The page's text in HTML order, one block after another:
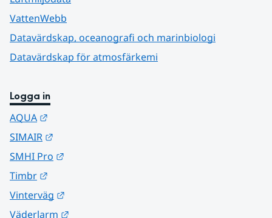
VattenWebb
Datavärdskap, oceanografi och marinbiologi
Datavärdskap för atmosfärkemi
Logga in
AQUA
SIMAIR
SMHI Pro
Timbr
Vinterväg
Väderlarm